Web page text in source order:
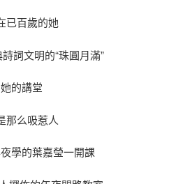
已百歲的她
詞文明的“珠圓月滿”
她的講堂
那么吸惹人
學的葉嘉瑩一開課